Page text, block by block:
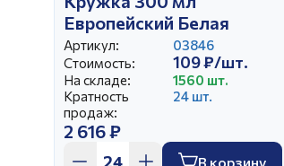
Европейский Белая
Артикул:
03846
Стоимость:
109 ₽/шт.
На складе:
1560 шт.
Кратность
продаж:
24 шт.
2 616 ₽
В корзину